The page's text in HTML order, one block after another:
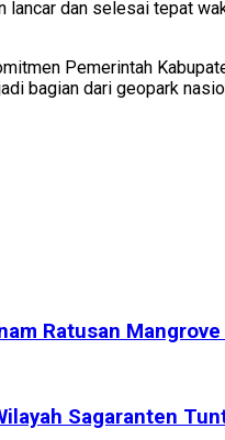
lancar dan selesai tepat
Pemerintah
bagian dari geopark
Ratusan
Sagaranten